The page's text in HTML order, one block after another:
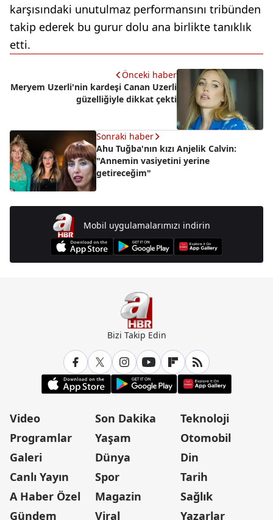
karşısındaki unutulmaz performansını tribünden
takip ederek bu gurur dolu ana birlikte tanıklık
etti.
Önceki haber
Meryem Uzerli'nin kardeşi Canan Uzerli
güzelliğiyle dikkat çekti
Sonraki haber
Ahu Tuğba'nın kızı Anjelik Calvin:
"Annemin vasiyetini yerine
getireceğim"
Mobil uygulamalarımızı indirin
Bizi Takip Edin
Video
Programlar
Galeri
Canlı Yayın
A Haber Özel
Gündem
Son Dakika
Yaşam
Dünya
Spor
Magazin
Viral
Teknoloji
Otomobil
Din
Tarih
Sağlık
Yazarlar